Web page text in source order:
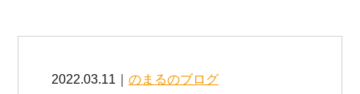
2022.03.11｜ のまるのブログ